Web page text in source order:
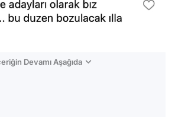
Devamı Aşağıda